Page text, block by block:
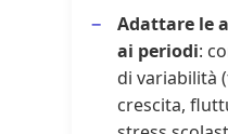
Adattare le
ai periodi:
di variabilità
crescita,